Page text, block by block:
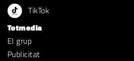
TikTok
Totmedia
El grup
Publicitat